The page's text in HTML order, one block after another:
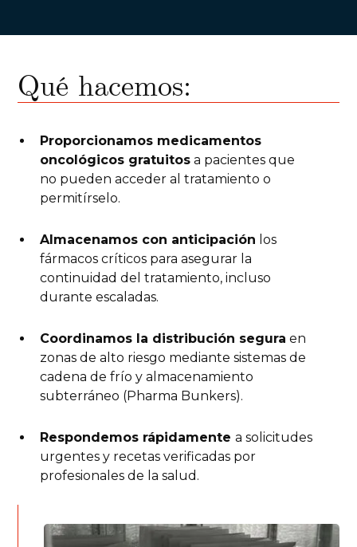
Qué hacemos:
Proporcionamos medicamentos
oncológicos gratuitos a pacientes que
no pueden acceder al tratamiento o
permitírselo.
Almacenamos con anticipación los
fármacos críticos para asegurar la
continuidad del tratamiento, incluso
durante escaladas.
Coordinamos la distribución segura en
zonas de alto riesgo mediante sistemas de
cadena de frío y almacenamiento
subterráneo (Pharma Bunkers).
Respondemos rápidamentea solicitudes
urgentes y recetas verificadas por
profesionales de la salud.